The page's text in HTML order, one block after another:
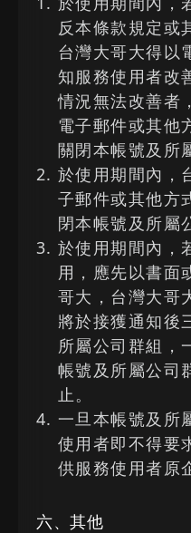
反本條款規定或
台灣大哥大得以
知服務使用者改
情況無法改善者
電子郵件或其他
關閉本帳號及所
於使用期間內，
子郵件或其他方
閉本帳號及所屬
於使用期間內，
用，應先以書面
哥大，台灣大哥
將於接獲通知後
所屬公司群組，
帳號及所屬公司
止。
一旦本帳號及所
使用者即不得要
供服務使用者原
六、其他